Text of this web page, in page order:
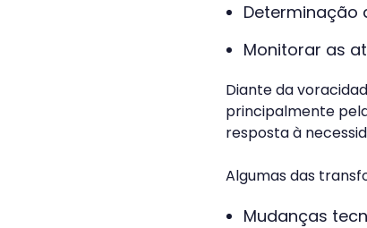
Determinação
Monitorar as
Diante da
principalmente
resposta à
Algumas das
Mudanças